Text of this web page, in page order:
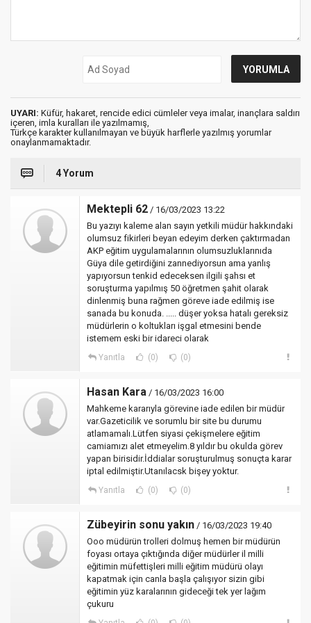
UYARI: Küfür, hakaret, rencide edici cümleler veya imalar, inançlara saldırı
içeren, imla kuralları ile yazılmamış,
Türkçe karakter kullanılmayan ve büyük harflerle yazılmış yorumlar
onaylanmamaktadır.
4 Yorum
Mektepli 62 / 16/03/2023 13:22
Bu yazıyı kaleme alan sayın yetkili müdür hakkındaki
olumsuz fikirleri beyan edeyim derken çaktırmadan
AKP eğitim uygulamalarının olumsuzluklarınıda
Güya dile getirdiğini zannediyorsun ama yanlış
yapıyorsun tenkid edeceksen ilgili şahsı et
soruşturma yapılmış 50 öğretmen şahit olarak
dinlenmiş buna rağmen göreve iade edilmiş ise
sanada bu konuda. ..... düşer yoksa hatalı gereksiz
müdürlerin o koltukları işgal etmesini bende
istemem eski bir idareci olarak
Yanıtla (0) (0)
Hasan Kara / 16/03/2023 16:00
Mahkeme kararıyla görevine iade edilen bir müdür
var.Gazeticilik ve sorumlu bir site bu durumu
atlamamalı.Lütfen siyasi çekişmelere eğitim
camiamızı alet etmeyelim.8 yıldır bu okulda görev
yapan birisidir.İddialar soruşturulmuş sonuçta karar
iptal edilmiştir.Utanılacsk bişey yoktur.
Yanıtla (0) (0)
Zübeyirin sonu yakın / 16/03/2023 19:40
Ooo müdürün trolleri dolmuş hemen bir müdürün
foyası ortaya çıktığında diğer müdürler il milli
eğitimin müfettişleri milli eğitim müdürü olayı
kapatmak için canla başla çalışıyor sizin gibi
eğitimin yüz karalarının gideceği tek yer lağım
çukuru